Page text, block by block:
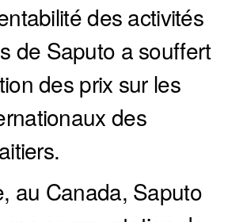
des activités
de Saputo a souffert
des prix sur les
des
au Canada, Saputo